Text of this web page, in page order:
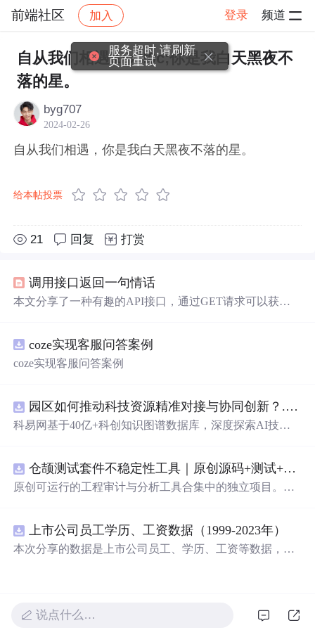
前端社区 加入 登录 频道
社区 前端社区 感慨 帖子详情
自从我们相遇&#xff0c;你是我白天黑夜不
落的星。
byg707
2024-02-26
自从我们相遇，你是我白天黑夜不落的星。
给本帖投票
21 回复 打赏
调用接口返回一句情话
本文分享了一种有趣的API接口，通过GET请求可以获取
coze实现客服问答案例
coze实现客服问答案例
园区如何推动科技资源精准对接与协同创新？.docx
科易网基于40亿+科创知识图谱数据库，深度探索AI技术
新领域的AI+数智化解决方案，推动科技创新与产业创新
智能化发展。
仓颉测试套件不稳定性工具｜原创源码+测试+离线报告
原创可运行的工程审计与分析工具合集中的独立项目。每
VG 报告、1080×720 运行效果图、README、运行说明、
MIT License 与原创授权声明。零第三方运行依赖，不包含
上市公司员工学历、工资数据（1999-2023年）
本次分享的数据是上市公司员工、学历、工资等数据，包
资数据 数据范围：A股上市公司 数据年份：1999-2023年
样本数量：66897条 数据来源：上市公司公告 二、指标说
说点什么…
服务超时,请刷新
页面重试